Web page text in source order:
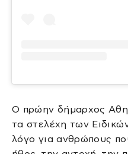
Ο πρώην δήμαρχος
τα στελέχη των
λόγο για ανθρώπους